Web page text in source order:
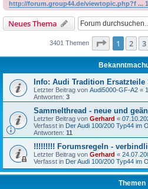
http://forum.group44.de/viewtopic.php?f ...
Neues Thema
3401 Themen Seite 1von
1 2 3
Info: Audi Tradition
Letzter Beitrag von Audi5000-GF-A2 «
Antworten: 3
Sammelthread - neue und
Letzter Beitrag von Gerhard «
Verfasst in Der Audi 100/200 Typ44 im
Antworten: 11
!!!!!!!!! Forumsregeln -
Letzter Beitrag von Gerhard «
Verfasst in Der Audi 100/200 Typ44 im
Themen